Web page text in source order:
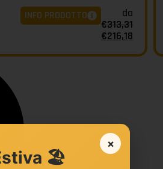
da
€313,31
€216,18
INFO PRODOTTO
×
🏖️